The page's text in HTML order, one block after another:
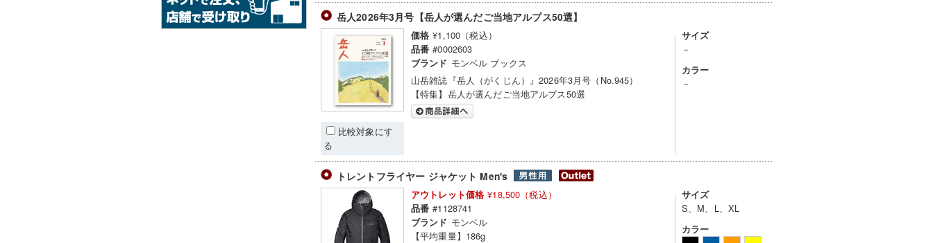
岳人2026年3月号【岳人が選んだご当地アルプス50選】
比較対象にす
る
価格 ¥1,100（税込）
品番 #0002603
ブランド モンベル ブックス
山岳雑誌『岳人（がくじん）』2026年3月号（No.945）
【特集】岳人が選んだご当地アルプス50選
サイズ
－
カラー
－
トレントフライヤー ジャケット Men's
アウトレット価格 ¥18,500（税込）
品番 #1128741
ブランド モンベル
【平均重量】186g
サイズ
S、M、L、XL
カラー